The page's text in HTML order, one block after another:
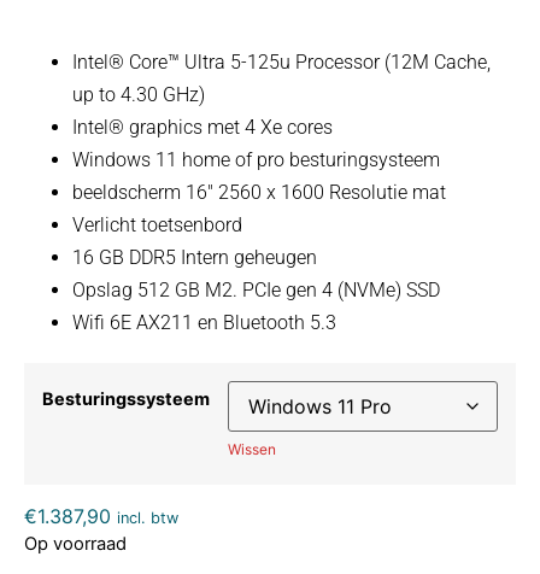
Intel® Core™ Ultra 5-125u Processor (12M Cache,
up to 4.30 GHz)
Intel® graphics met 4 Xe cores
Windows 11 home of pro besturingsysteem
beeldscherm 16″ 2560 x 1600 Resolutie mat
Verlicht toetsenbord
16 GB DDR5 Intern geheugen
Opslag 512 GB M2. PCIe gen 4 (NVMe) SSD
Wifi 6E AX211 en Bluetooth 5.3
Besturingssysteem
Wissen
€1.387,90 incl. btw
Op voorraad